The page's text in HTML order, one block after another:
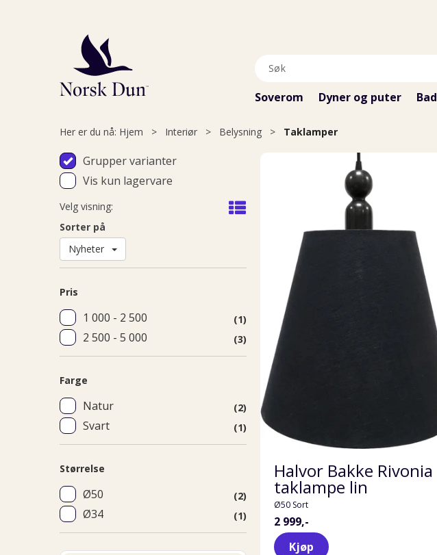
Soverom Dyner og puter Bad
Her er du nå: Hjem > Interiør > Belysning > Taklamper
Grupper varianter
Vis kun lagervare
Velg visning:
Sorter på
Nyheter
Pris
1 000 - 2 500 (1)
2 500 - 5 000 (3)
Farge
Natur (2)
Svart (1)
Størrelse
Ø50 (2)
Ø34 (1)
Halvor Bakke Rivonia
taklampe lin
Ø50 Sort
2 999,-
Kjøp